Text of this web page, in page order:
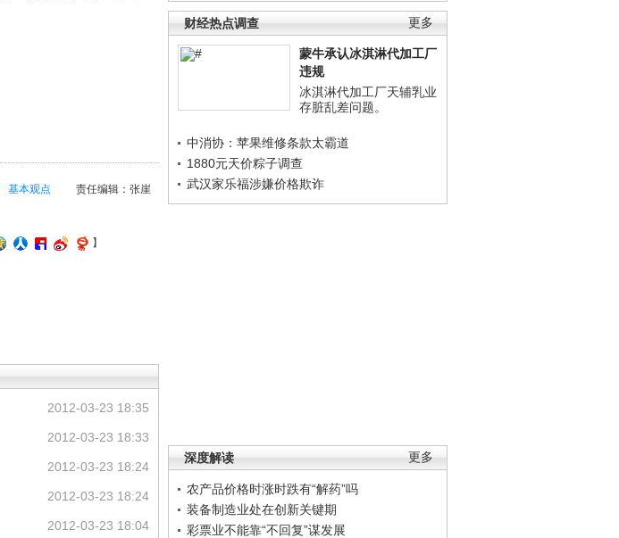
更多
财经热点调查
蒙牛承认冰淇淋代加工厂
违规
冰淇淋代加工厂天辅乳业
存脏乱差问题。
中消协：苹果维修条款太霸道
1880元天价粽子调查
武汉家乐福涉嫌价格欺诈
更多
深度解读
农产品价格时涨时跌有“解药”吗
装备制造业处在创新关键期
彩票业不能靠“不回复”谋发展
责任编辑：张崖
基本观点
】
2012-03-23 18:35
2012-03-23 18:33
2012-03-23 18:24
2012-03-23 18:24
2012-03-23 18:04